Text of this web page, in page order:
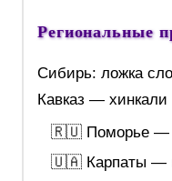
Региональные
Сибирь: ложка
Кавказ — хинкали
🇷🇺 Поморье —
🇺🇦 Карпаты —